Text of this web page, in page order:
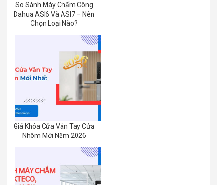
So Sánh Máy Chấm Công
Dahua ASI6 Và ASI7 – Nên
Chọn Loại Nào?
Giá Khóa Cửa Vân Tay Cửa
Nhôm Mới Năm 2026